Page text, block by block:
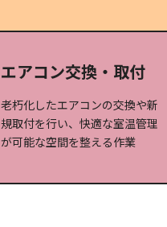
エアコン交換・取付
老朽化したエアコンの交換や新
規取付を行い、快適な室温管理
が可能な空間を整える作業